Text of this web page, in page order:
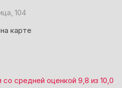
104
карте
со средней оценкой 9,8 из 10,0